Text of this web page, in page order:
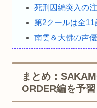
死刑囚編突入の
第2クールは全11
南雲＆大佛の声
まとめ：
ORDER編を予習